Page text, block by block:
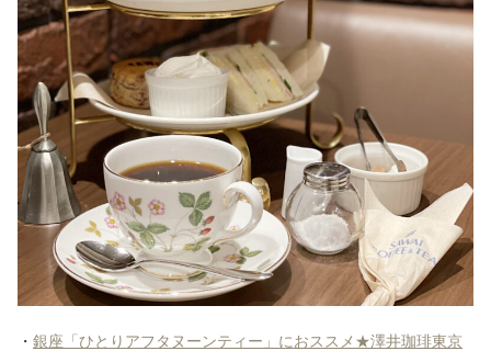
・ 銀座「ひとりアフタヌーンティー」におススメ★澤井珈琲東京